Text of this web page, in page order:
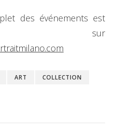
des événements est
sur
ART
COLLECTION